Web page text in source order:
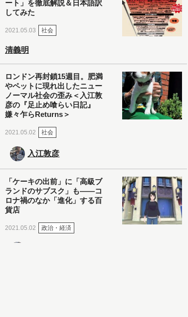
ート」を徹底解説＆日本語訳
してみた
2021.05.03 社会
清義明
ロンドン再封鎖15週目。肥満
やペットに現れ出したニュー
ノーマル社会の歪み＜入江敦
彦の『足止め喰らい日記』
嫌々乍らReturns＞
2021.05.02 社会
入江敦彦
「ケーキの出前」に「高級ブ
ランドのサブスク」も――コ
ロナ禍のなか「進化」する百
貨店
2021.05.02 政治・経済